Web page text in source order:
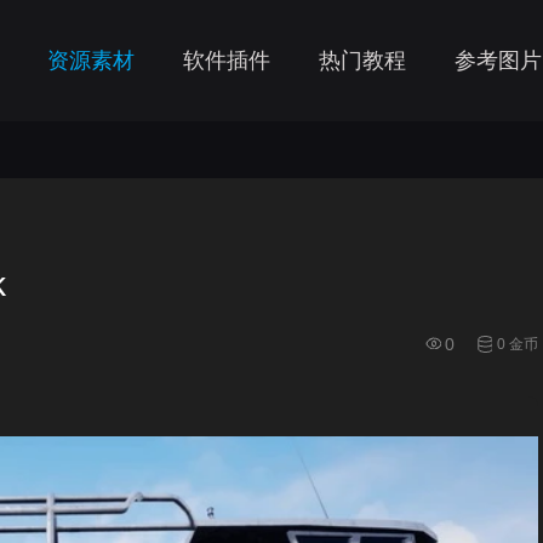
资源素材 软件插件 热门教程 参考图片
0 0 金币